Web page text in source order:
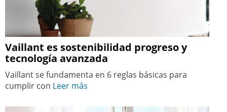
Vaillant es sostenibilidad progreso y
tecnología avanzada
Vaillant se fundamenta en 6 reglas básicas para
cumplir con Leer más